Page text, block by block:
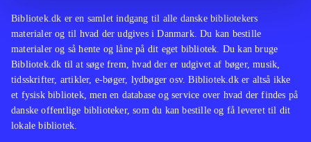
Bibliotek.dk er en samlet indgang til alle danske bibliotekers
materialer og til hvad der udgives i Danmark. Du kan bestille
materialer og så hente og låne på dit eget bibliotek. Du kan bruge
Bibliotek.dk til at søge frem, hvad der er udgivet af bøger, musik,
tidsskrifter, artikler, e-bøger, lydbøger osv. Bibliotek.dk er altså ikke
et fysisk bibliotek, men en database og service over hvad der findes på
danske offentlige biblioteker, som du kan bestille og få leveret til dit
lokale bibliotek.